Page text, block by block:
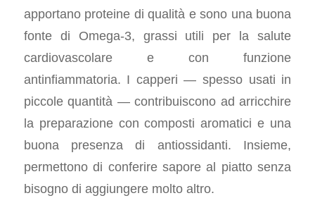
apportano proteine di qualità e sono una buona
fonte di Omega-3, grassi utili per la salute
cardiovascolare e con funzione
antinfiammatoria. I capperi — spesso usati in
piccole quantità — contribuiscono ad arricchire
la preparazione con composti aromatici e una
buona presenza di antiossidanti. Insieme,
permettono di conferire sapore al piatto senza
bisogno di aggiungere molto altro.